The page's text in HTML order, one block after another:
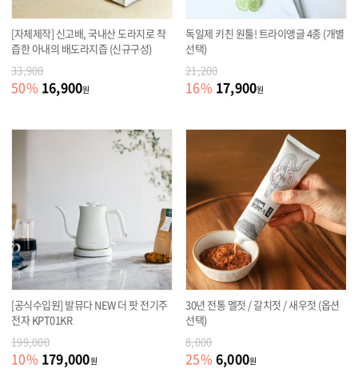
[자체제작] 신고배, 국내산 도라지로 착
즙한 아내의 배도라지즙 (신규구성)
33,900
50% 16,900원
독일제 키친 원툴! 트라이앵글 4종 (개별
선택)
21,200
16% 17,900원
[공식수입원] 발뮤다 NEW 더 팟 전기주
전자 KPT01KR
199,000
10% 179,000원
30년 전통 멜젓 / 갈치젓 / 새우젓 (옵션
선택)
8,000
25% 6,000원